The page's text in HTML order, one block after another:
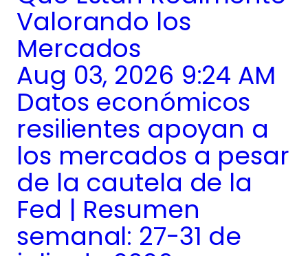
Valorando los
Mercados
Aug 03, 2026 9:24 AM
Datos económicos
resilientes apoyan a
los mercados a pesar
de la cautela de la
Fed | Resumen
semanal: 27-31 de